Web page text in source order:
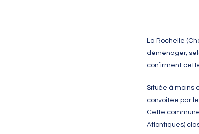
La Rochelle
déménager,
confirment
Située à moins
convoitée par
Cette
Atlantiques)